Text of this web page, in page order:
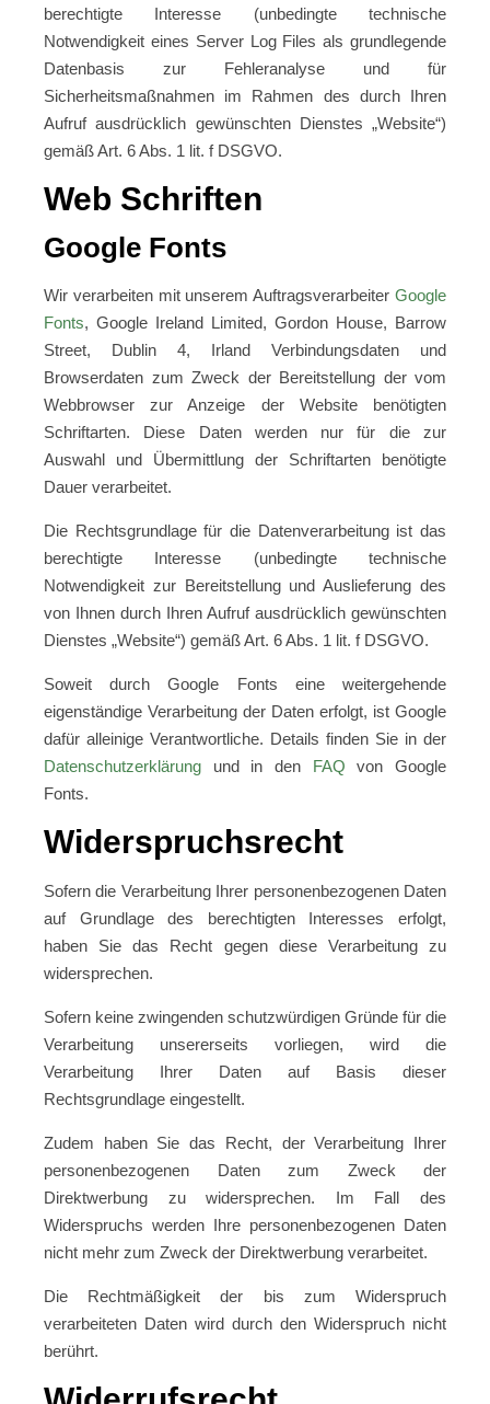
berechtigte Interesse (unbedingte technische
Notwendigkeit eines Server Log Files als grundlegende
Datenbasis zur Fehleranalyse und für
Sicherheitsmaßnahmen im Rahmen des durch Ihren
Aufruf ausdrücklich gewünschten Dienstes „Website“)
gemäß Art. 6 Abs. 1 lit. f DSGVO.
Web Schriften
Google Fonts
Wir verarbeiten mit unserem Auftragsverarbeiter Google
Fonts, Google Ireland Limited, Gordon House, Barrow
Street, Dublin 4, Irland Verbindungsdaten und
Browserdaten zum Zweck der Bereitstellung der vom
Webbrowser zur Anzeige der Website benötigten
Schriftarten. Diese Daten werden nur für die zur
Auswahl und Übermittlung der Schriftarten benötigte
Dauer verarbeitet.
Die Rechtsgrundlage für die Datenverarbeitung ist das
berechtigte Interesse (unbedingte technische
Notwendigkeit zur Bereitstellung und Auslieferung des
von Ihnen durch Ihren Aufruf ausdrücklich gewünschten
Dienstes „Website“) gemäß Art. 6 Abs. 1 lit. f DSGVO.
Soweit durch Google Fonts eine weitergehende
eigenständige Verarbeitung der Daten erfolgt, ist Google
dafür alleinige Verantwortliche. Details finden Sie in der
Datenschutzerklärung und in den FAQ von Google
Fonts.
Widerspruchsrecht
Sofern die Verarbeitung Ihrer personenbezogenen Daten
auf Grundlage des berechtigten Interesses erfolgt,
haben Sie das Recht gegen diese Verarbeitung zu
widersprechen.
Sofern keine zwingenden schutzwürdigen Gründe für die
Verarbeitung unsererseits vorliegen, wird die
Verarbeitung Ihrer Daten auf Basis dieser
Rechtsgrundlage eingestellt.
Zudem haben Sie das Recht, der Verarbeitung Ihrer
personenbezogenen Daten zum Zweck der
Direktwerbung zu widersprechen. Im Fall des
Widerspruchs werden Ihre personenbezogenen Daten
nicht mehr zum Zweck der Direktwerbung verarbeitet.
Die Rechtmäßigkeit der bis zum Widerspruch
verarbeiteten Daten wird durch den Widerspruch nicht
berührt.